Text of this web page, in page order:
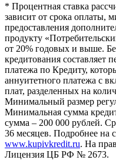
* Процентная ставка
зависит от срока оплаты,
предоставления
продукту
от 20% годовых и выше.
кредитования составляет
платежа по Кредиту,
аннуитетного платежа с
плат, разделенных на
Минимальный размер
Минимальная сумма
сумма – 200 000 рублей.
36 месяцев. Подробнее на
www.kupivkredit.ru. На
Лицензия ЦБ РФ № 2673.